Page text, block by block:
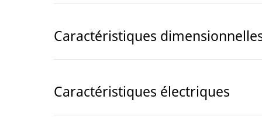
Caractéristiques
Caractéristiques électriques